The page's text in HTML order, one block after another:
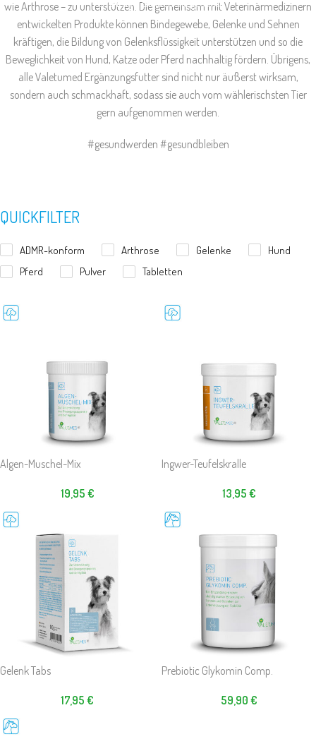
Ferientage. Bleiben Sie gesund!
wie Arthrose – zu unterstützen. Die gemeinsam mit Veterinärmedizinern
entwickelten Produkte können Bindegewebe, Gelenke und Sehnen
kräftigen, die Bildung von Gelenksflüssigkeit unterstützen und so die
Beweglichkeit von Hund, Katze oder Pferd nachhaltig fördern. Übrigens,
alle Valetumed Ergänzungsfutter sind nicht nur äußerst wirksam,
sondern auch schmackhaft, sodass sie auch vom wählerischsten Tier
gern aufgenommen werden.
#gesundwerden #gesundbleiben
QUICKFILTER
ADMR-konform Arthrose Gelenke
Hund
Pferd
Pulver Tabletten
Algen-Muschel-Mix
19,95 €
Ingwer-Teufelskralle
13,95 €
Gelenk Tabs
17,95 €
Prebiotic Glykomin Comp.
59,90 €